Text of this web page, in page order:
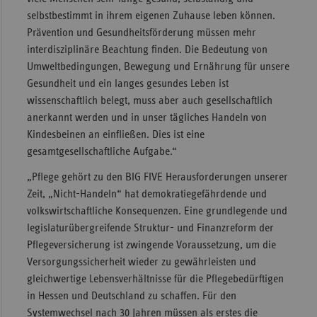
selbstbestimmt in ihrem eigenen Zuhause leben können.
Prävention und Gesundheitsförderung müssen mehr
interdisziplinäre Beachtung finden. Die Bedeutung von
Umweltbedingungen, Bewegung und Ernährung für unsere
Gesundheit und ein langes gesundes Leben ist
wissenschaftlich belegt, muss aber auch gesellschaftlich
anerkannt werden und in unser tägliches Handeln von
Kindesbeinen an einfließen. Dies ist eine
gesamtgesellschaftliche Aufgabe.“
„Pflege gehört zu den BIG FIVE Herausforderungen unserer
Zeit, „Nicht-Handeln“ hat demokratiegefährdende und
volkswirtschaftliche Konsequenzen. Eine grundlegende und
legislaturübergreifende Struktur- und Finanzreform der
Pflegeversicherung ist zwingende Voraussetzung, um die
Versorgungssicherheit wieder zu gewährleisten und
gleichwertige Lebensverhältnisse für die Pflegebedürftigen
in Hessen und Deutschland zu schaffen. Für den
Systemwechsel nach 30 Jahren müssen als erstes die